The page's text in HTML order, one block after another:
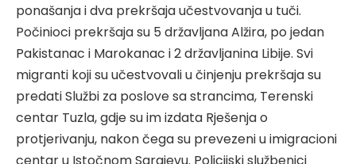
ponašanja i dva prekršaja učestvovanja u tuči.
Počinioci prekršaja su 5 državljana Alžira, po jedan
Pakistanac i Marokanac i 2 državljanina Libije. Svi
migranti koji su učestvovali u činjenju prekršaja su
predati Službi za poslove sa strancima, Terenski
centar Tuzla, gdje su im izdata Rješenja o
protjerivanju, nakon čega su prevezeni u imigracioni